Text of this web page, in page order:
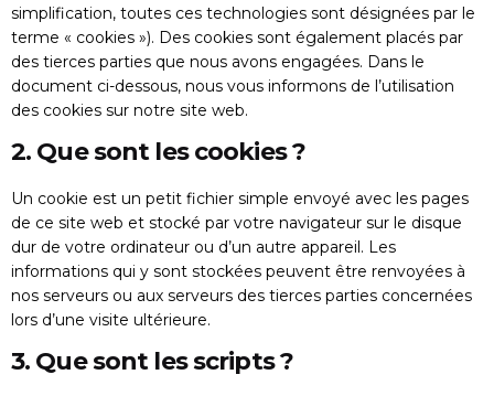
simplification, toutes ces technologies sont désignées par le
terme « cookies »). Des cookies sont également placés par
des tierces parties que nous avons engagées. Dans le
document ci-dessous, nous vous informons de l’utilisation
des cookies sur notre site web.
2. Que sont les cookies ?
Un cookie est un petit fichier simple envoyé avec les pages
de ce site web et stocké par votre navigateur sur le disque
dur de votre ordinateur ou d’un autre appareil. Les
informations qui y sont stockées peuvent être renvoyées à
nos serveurs ou aux serveurs des tierces parties concernées
lors d’une visite ultérieure.
3. Que sont les scripts ?